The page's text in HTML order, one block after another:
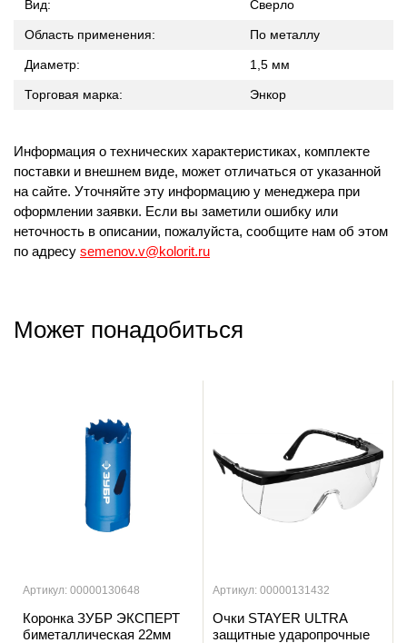
Вид: Сверло
Область применения: По металлу
Диаметр: 1,5 мм
Торговая марка: Энкор
Информация о технических характеристиках, комплекте
поставки и внешнем виде, может отличаться от указанной
на сайте. Уточняйте эту информацию у менеджера при
оформлении заявки. Если вы заметили ошибку или
неточность в описании, пожалуйста, сообщите нам об этом
по адресу semenov.v@kolorit.ru
Может понадобиться
Артикул: 00000130648
Коронка ЗУБР ЭКСПЕРТ
биметаллическая 22мм
Артикул: 00000131432
Очки STAYER ULTRA
защитные ударопрочные